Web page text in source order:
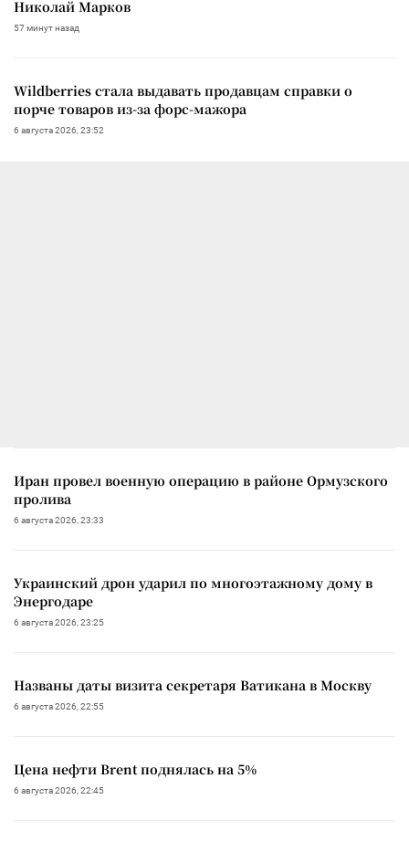
Николай Марков
57 минут назад
Wildberries стала выдавать продавцам справки о
порче товаров из-за форс-мажора
6 августа 2026, 23:52
Иран провел военную операцию в районе Ормузского
пролива
6 августа 2026, 23:33
Украинский дрон ударил по многоэтажному дому в
Энергодаре
6 августа 2026, 23:25
Названы даты визита секретаря Ватикана в Москву
6 августа 2026, 22:55
Цена нефти Brent поднялась на 5%
6 августа 2026, 22:45